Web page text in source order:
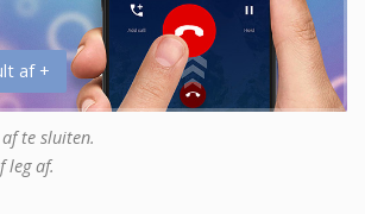
af +
te sluiten.
leg af.